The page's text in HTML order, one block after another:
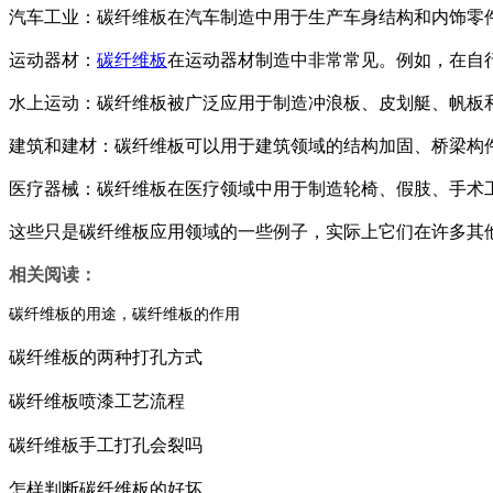
汽车工业：碳纤维板在汽车制造中用于生产车身结构和内饰
运动器材： 碳纤维板在运动器材制造中非常常见。例如，在
水上运动：碳纤维板被广泛应用于制造冲浪板、皮划艇、帆
建筑和建材：碳纤维板可以用于建筑领域的结构加固、桥梁
医疗器械：碳纤维板在医疗领域中用于制造轮椅、假肢、手
这些只是碳纤维板应用领域的一些例子，实际上它们在许多
相关阅读：
碳纤维板的用途，碳纤维板的作用
碳纤维板的两种打孔方式
碳纤维板喷漆工艺流程
碳纤维板手工打孔会裂吗
怎样判断碳纤维板的好坏